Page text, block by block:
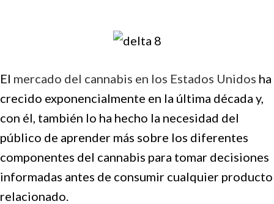
El mercado del cannabis en los Estados Unidos ha
crecido exponencialmente en la última década y,
con él, también lo ha hecho la necesidad del
público de aprender más sobre los diferentes
componentes del cannabis para tomar decisiones
informadas antes de consumir cualquier producto
relacionado.